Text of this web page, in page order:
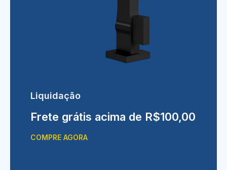
Liquidação
Frete grátis acima de R$100,00
COMPRE AGORA